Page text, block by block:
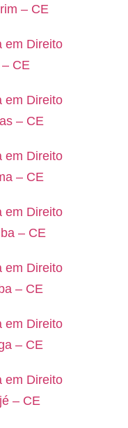
– CE
em Direito
CE
em Direito
– CE
em Direito
– CE
em Direito
– CE
em Direito
– CE
em Direito
– CE
em Direito
– CE